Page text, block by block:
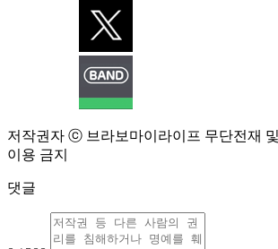
저작권자 ⓒ 브라보마이라이프 무단전재
이용 금지
댓글